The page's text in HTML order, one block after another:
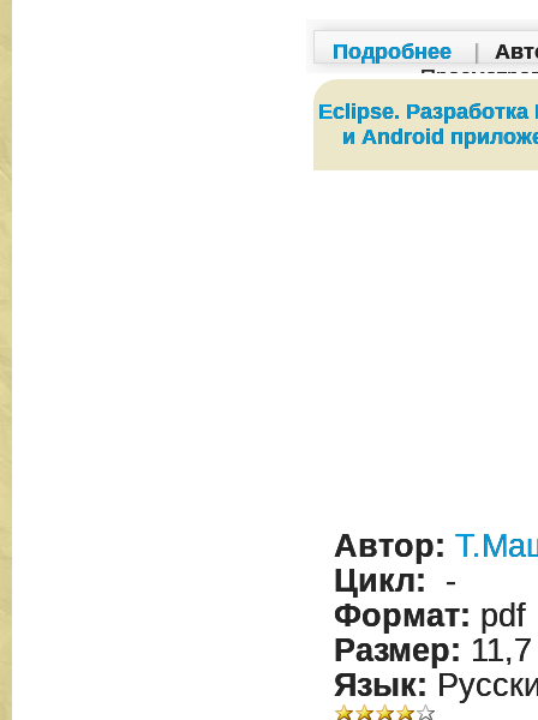
Подробнее
Eclipse. Разработка
и Android
Автор:
Цикл: -
Формат: pdf
Размер:
Язык: